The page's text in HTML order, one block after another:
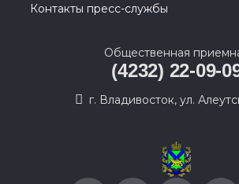
Контакты пресс-службы
Общественная
(4232) 22-09-
г. Владивосток, ул.